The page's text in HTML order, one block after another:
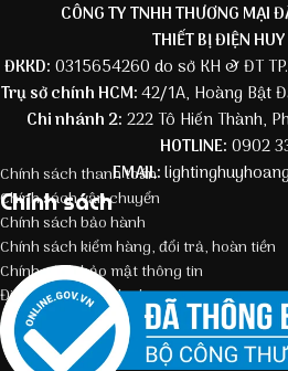
CÔNG TY TNHH THƯƠNG MẠI
THIẾT BỊ ĐIỆN
ĐKKD: 0315654260 do sở KH & ĐT
Trụ sở chính HCM:42/1A, Hoàng Bật
Chi nhánh 2: 222 Tô Hiến Thành,
HOTLINE: 0902
EMAIL:
Chính sách
Chính sách thanh toán
Chính sách vận chuyển
Chính sách bảo hành
Chính sách kiểm hàng, đổi trả, hoàn tiền
Chính sách bảo mật thông tin
Điều kiện giao dịch chung